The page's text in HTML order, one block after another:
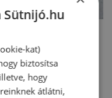
Sütnijó.hu
kat)
biztosítsa
hogy
átlátni,